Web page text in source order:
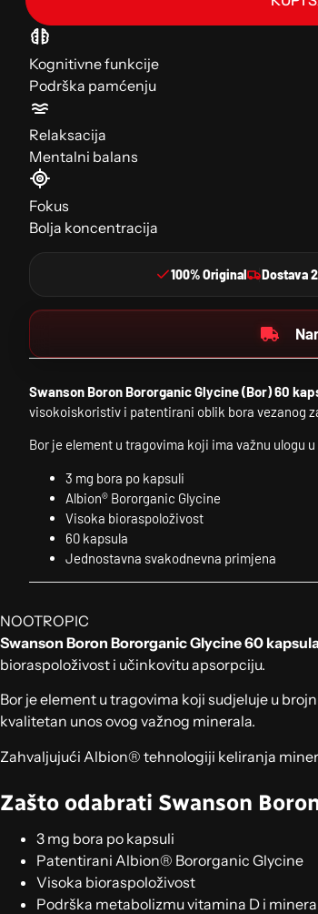
Kognitivne funkcije
Podrška pamćenju
Relaksacija
Mentalni balans
Fokus
Bolja koncentracija
100% Original Dostava
Swanson Boron Bororganic Glycine (Bor) 60
visokoiskoristiv i patentirani oblik bora vezanog
Bor je element u tragovima koji ima važnu ulogu
3 mg bora po kapsuli
Albion® Bororganic Glycine
Visoka bioraspoloživost
60 kapsula
Jednostavna svakodnevna primjena
NOOTROPIC
Swanson Boron Bororganic Glycine 60
bioraspoloživost i učinkovitu apsorpciju.
Bor je element u tragovima koji sudjeluje u
kvalitetan unos ovog važnog minerala.
Zahvaljujući Albion® tehnologiji keliranja
Zašto odabrati Swanson
3 mg bora po kapsuli
Patentirani Albion® Bororganic Glycine
Visoka bioraspoloživost
Podrška metabolizmu vitamina D i